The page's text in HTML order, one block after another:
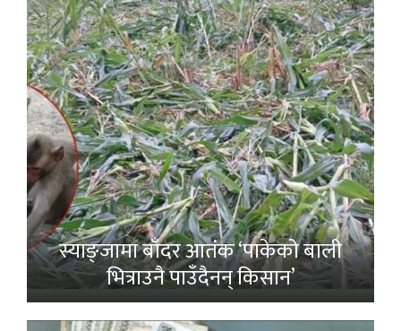
स्याङ्जामा बाँदर आतंक ‘पाकेको बाली
भित्राउनै पाउँदैनन् किसान’